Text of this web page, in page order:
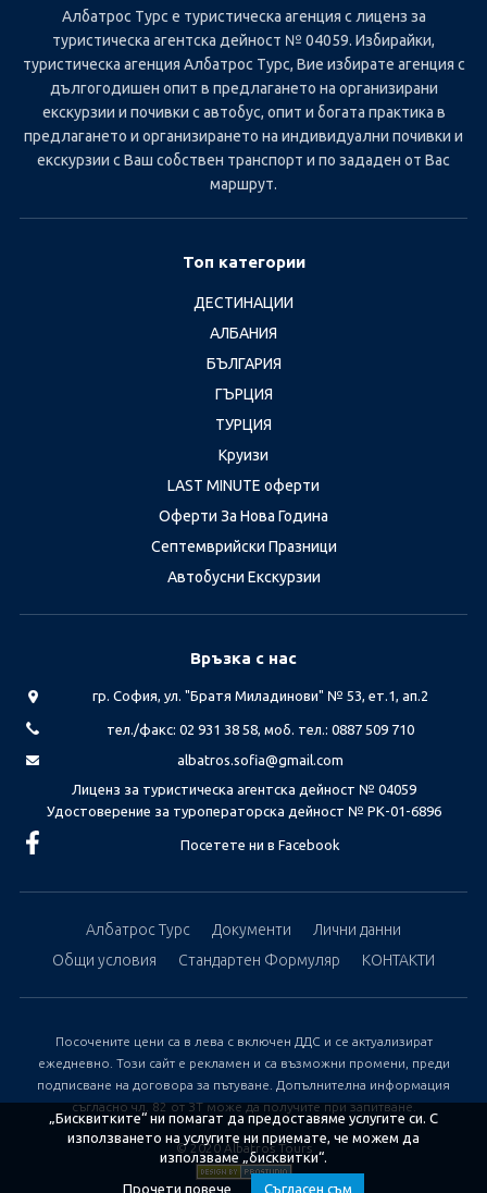
Албатрос Турс е туристическа агенция с лиценз за
туристическа агентска дейност № 04059. Избирайки,
туристическа агенция Албатрос Турс, Вие избирате агенция с
дългогодишен опит в предлагането на организирани
екскурзии и почивки с автобус, опит и богата практика в
предлагането и организирането на индивидуални почивки и
екскурзии с Ваш собствен транспорт и по зададен от Вас
маршрут.
Топ категории
ДЕСТИНАЦИИ
АЛБАНИЯ
БЪЛГАРИЯ
ГЪРЦИЯ
ТУРЦИЯ
Круизи
LAST MINUTE оферти
Оферти За Нова Година
Септемврийски Празници
Автобусни Екскурзии
Връзка с нас
гр. София, ул. "Братя Миладинови" № 53, ет.1, ап.2
тел./факс: 02 931 38 58, моб. тел.: 0887 509 710
albatros.sofia@gmail.com
Лиценз за туристическа агентска дейност № 04059
Удостоверение за туроператорска дейност № РК-01-6896
Посетете ни в Facebook
Албатрос Турс Документи
Лични данни
Общи условия
Стандартен Формуляр КОНТАКТИ
Посочените цени са в лева с включен ДДС и се актуализират
ежедневно. Този сайт е рекламен и са възможни промени, преди
подписване на договора за пътуване. Допълнителна информация
съгласно чл. 82 от ЗТ може да получите при запитване.
© 2020 Albatros Tours
„Бисквитките“ ни помагат да предоставяме услугите си. С
използването на услугите ни приемате, че можем да
използваме „бисквитки“.
Прочети повече Съгласен съм